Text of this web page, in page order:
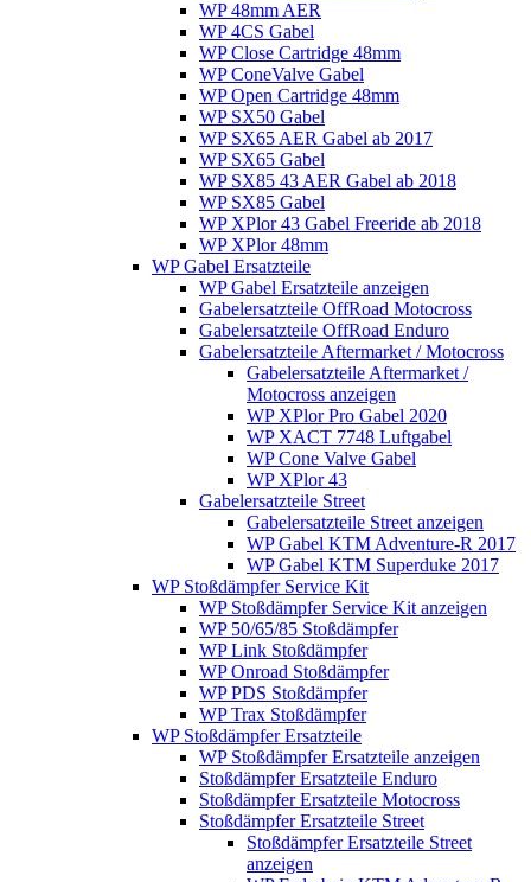
WP 48mm AER
WP 4CS Gabel
WP Close Cartridge 48mm
WP ConeValve Gabel
WP Open Cartridge 48mm
WP SX50 Gabel
WP SX65 AER Gabel ab 2017
WP SX65 Gabel
WP SX85 43 AER Gabel ab 2018
WP SX85 Gabel
WP XPlor 43 Gabel Freeride ab 2018
WP XPlor 48mm
WP Gabel Ersatzteile
WP Gabel Ersatzteile anzeigen
Gabelersatzteile OffRoad Motocross
Gabelersatzteile OffRoad Enduro
Gabelersatzteile Aftermarket / Motocross
Gabelersatzteile Aftermarket /
Motocross anzeigen
WP XPlor Pro Gabel 2020
WP XACT 7748 Luftgabel
WP Cone Valve Gabel
WP XPlor 43
Gabelersatzteile Street
Gabelersatzteile Street anzeigen
WP Gabel KTM Adventure-R 2017
WP Gabel KTM Superduke 2017
WP Stoßdämpfer Service Kit
WP Stoßdämpfer Service Kit anzeigen
WP 50/65/85 Stoßdämpfer
WP Link Stoßdämpfer
WP Onroad Stoßdämpfer
WP PDS Stoßdämpfer
WP Trax Stoßdämpfer
WP Stoßdämpfer Ersatzteile
WP Stoßdämpfer Ersatzteile anzeigen
Stoßdämpfer Ersatzteile Enduro
Stoßdämpfer Ersatzteile Motocross
Stoßdämpfer Ersatzteile Street
Stoßdämpfer Ersatzteile Street
anzeigen